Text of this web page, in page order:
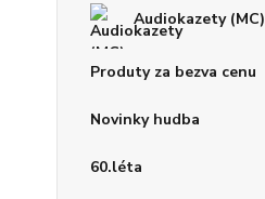
Audiokazety (MC)
Produty za bezva cenu
Novinky hudba
60.léta